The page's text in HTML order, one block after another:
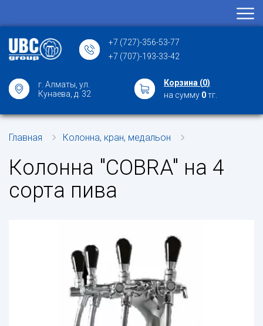
+7 (727)-356-53-77
+7 (707)-193-33-42
г. Алматы, ул.
Кунаева, д. 32
Корзина (0)
на сумму 0тг.
Главная Колонна, кран, медальон
Колонна "COBRA" на 4
сорта пива